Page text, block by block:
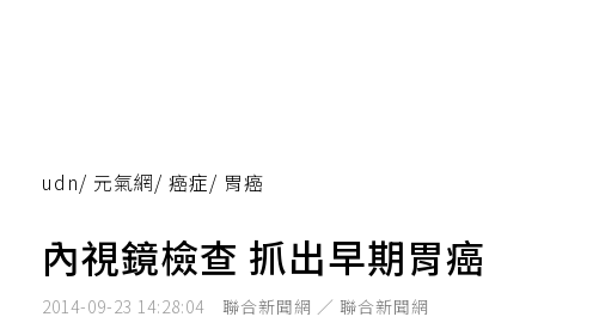
udn/ 元氣網/ 癌症/ 胃癌
內視鏡檢查 抓出早期胃癌
2014-09-23 14:28:04 聯合新聞網 ／ 聯合新聞網